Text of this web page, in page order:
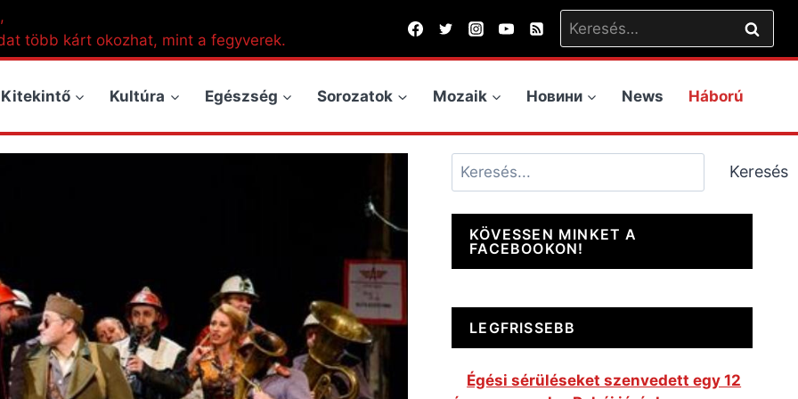
több kárt okozhat, mint a fegyverek.
Keresés:
Kitekintő Kultúra Egészség Sorozatok Mozaik Новини News Háború
Keresés Keresés
KÖVESSEN MINKET A
FACEBOOKON!
LEGFRISSEBB
Égési sérüléseket szenvedett egy 12